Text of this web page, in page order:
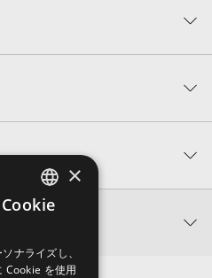
：
サンプルパック製品の
版KONTAKT（別売）
KONTAKT PLAYERではお使いい
い。また、「ライブラリ・タブ」
ん。トルのサンプルパックが最大
ENGLISH
×
ナライズし、
Cookie を使用